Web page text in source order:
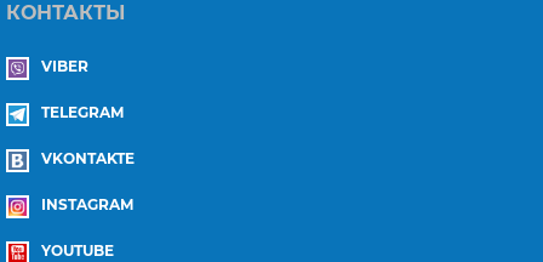
КОНТАКТЫ
VIBER
TELEGRAM
VKONTAKTE
INSTAGRAM
YOUTUBE